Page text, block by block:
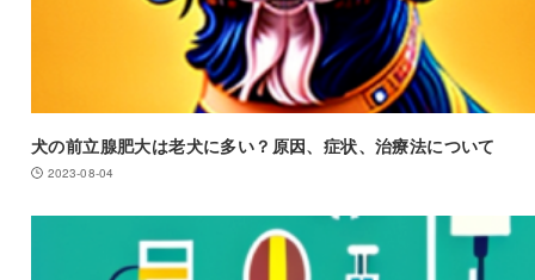
犬の前立腺肥大は老犬に多い？原因、症状、治療法について
2023-08-04